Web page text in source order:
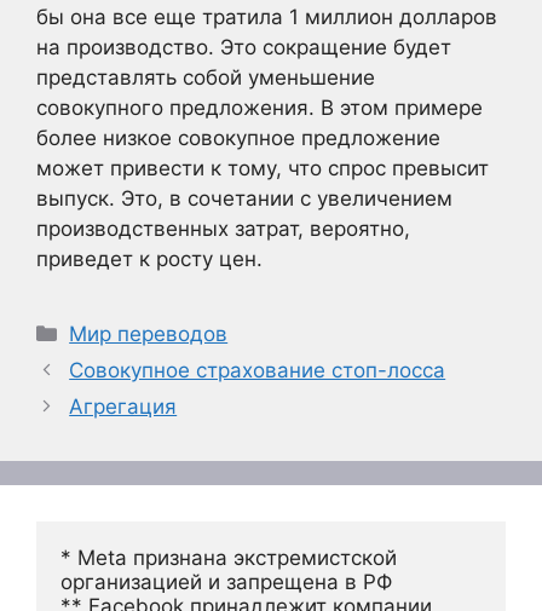
бы она все еще тратила 1 миллион долларов
на производство. Это сокращение будет
представлять собой уменьшение
совокупного предложения. В этом примере
более низкое совокупное предложение
может привести к тому, что спрос превысит
выпуск. Это, в сочетании с увеличением
производственных затрат, вероятно,
приведет к росту цен.
Рубрики
Мир переводов
Совокупное страхование стоп-лосса
Агрегация
* Meta признана экстремистской
организацией и запрещена в РФ
** Facebook принадлежит компании